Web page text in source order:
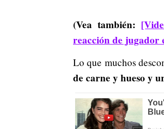
(Vea también:
reacción de jugador
Lo que muchos
de carne y hueso y